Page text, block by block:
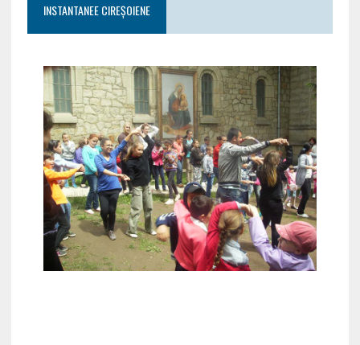
INSTANTANEE CIREȘOIENE